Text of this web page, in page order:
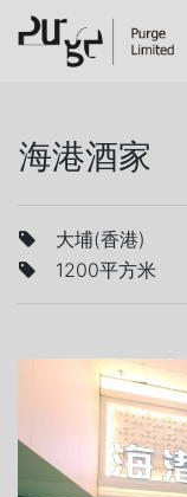
海港酒家
大埔(香港)
1200平方米